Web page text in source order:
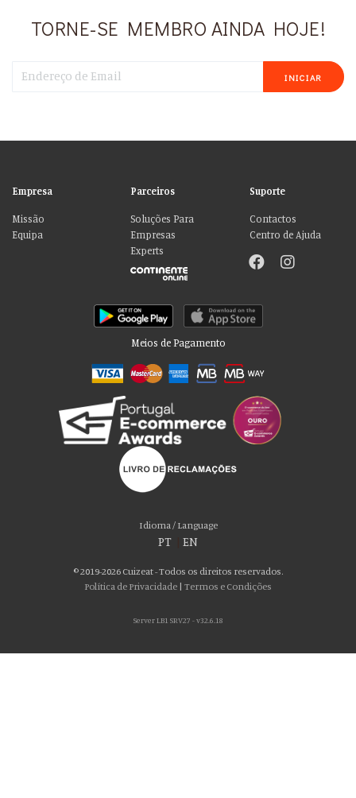
TORNE-SE MEMBRO AINDA HOJE!
INICIAR
Empresa
Missão
Equipa
Parceiros
Soluções Para
Empresas
Experts
Suporte
Contactos
Centro de Ajuda
Meios de Pagamento
Idioma / Language
PT EN
© 2019-2026 Cuizeat - Todos os direitos reservados.
Política de Privacidade | Termos e Condições
Server LB1 SRV27 - v32.6.18